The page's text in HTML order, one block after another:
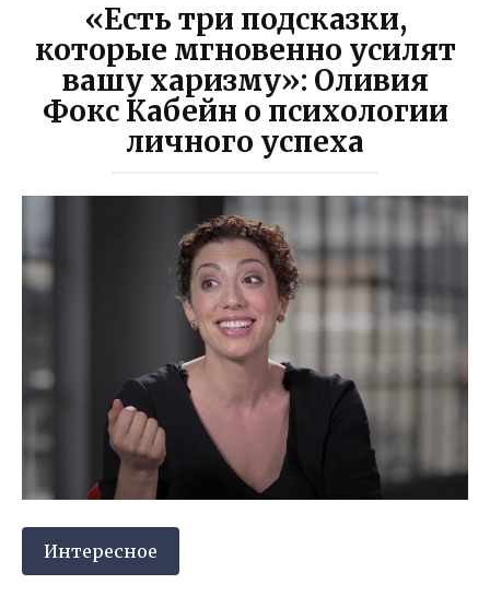
«Есть три подсказки,
которые мгновенно усилят
вашу харизму»: Оливия
Фокс Кабейн о психологии
личного успеха
Интересное